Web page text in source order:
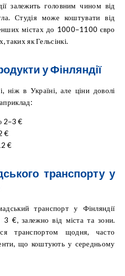
залежить головним чином від
Студія може коштувати від
містах до 1000–1100 євро
таких як Гельсінкі.
у Фінляндії
ніж в Україні, але ціни доволі
2–3 €
€
€
транспорту у
транспорт у Фінляндії
3 €, залежно від міста та зони.
транспортом щодня, часто
що коштують у середньому